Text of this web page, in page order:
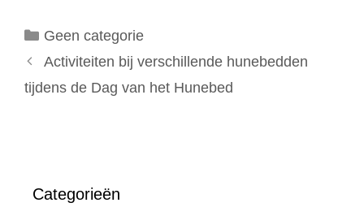
Categorieën
Geen categorie
Activiteiten bij verschillende hunebedden
tijdens de Dag van het Hunebed
Categorieën